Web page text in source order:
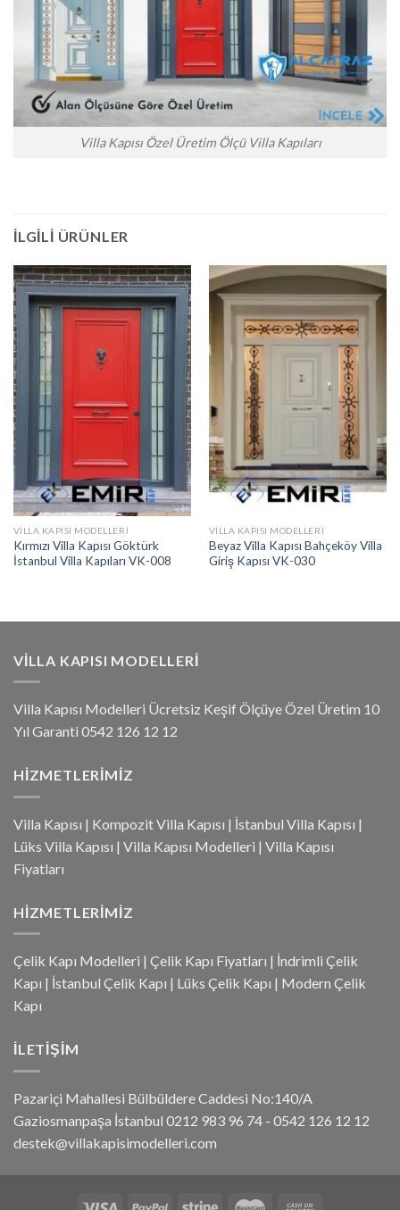
Villa Kapısı Özel Üretim Ölçü Villa Kapıları
İLGILI ÜRÜNLER
VILLA KAPISI MODELLERI
Kırmızı Villa Kapısı Göktürk
İstanbul Villa Kapıları VK-008
VILLA KAPISI MODELLERI
Beyaz Villa Kapısı Bahçeköy Villa
Giriş Kapısı VK-030
VILLA KAPISI MODELLERI
Villa Kapısı Modelleri Ücretsiz Keşif Ölçüye Özel Üretim 10
Yıl Garanti 0542 126 12 12
HIZMETLERIMIZ
Villa Kapısı | Kompozit Villa Kapısı | İstanbul Villa Kapısı |
Lüks Villa Kapısı | Villa Kapısı Modelleri | Villa Kapısı
Fiyatları
HIZMETLERIMIZ
Çelik Kapı Modelleri | Çelik Kapı Fiyatları | İndrimli Çelik
Kapı | İstanbul Çelik Kapı | Lüks Çelik Kapı | Modern Çelik
Kapı
İLETIŞIM
Pazariçi Mahallesi Bülbüldere Caddesi No:140/A
Gaziosmanpaşa İstanbul 0212 983 96 74 - 0542 126 12 12
destek@villakapisimodelleri.com